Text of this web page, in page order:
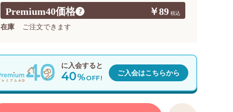
Premium40価格 ? ￥89
在庫 ご注文できます
に入会すると
40%OFF!
ご入会はこちらから